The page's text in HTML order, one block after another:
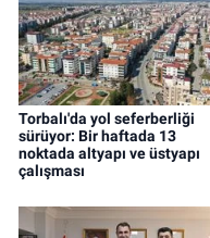
Torbalı'da yol seferberliği
sürüyor: Bir haftada 13
noktada altyapı ve üstyapı
çalışması